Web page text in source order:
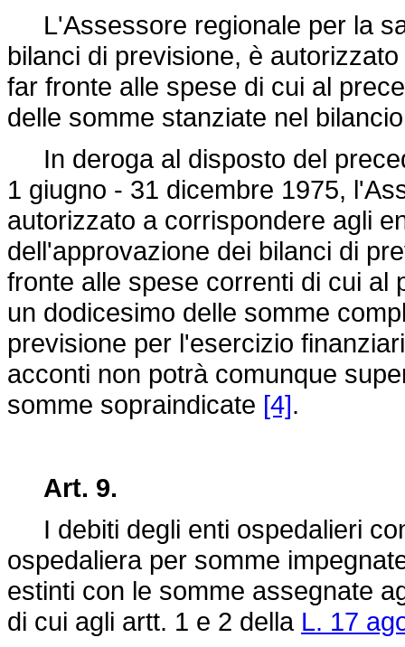
L'Assessore regionale per la
bilanci di previsione, è
far fronte alle spese di cui al
delle somme stanziate nel
In deroga al disposto del
1 giugno - 31 dicembre 1975,
autorizzato a corrispondere agli
dell'approvazione dei bilanci di
fronte alle spese correnti di cui al
un dodicesimo delle somme
previsione per l'esercizio
acconti non potrà comunque
somme sopraindicate [4].
Art. 9.
I debiti degli enti ospedalieri
ospedaliera per somme
estinti con le somme assegnate
di cui agli artt. 1 e 2 della L. 17